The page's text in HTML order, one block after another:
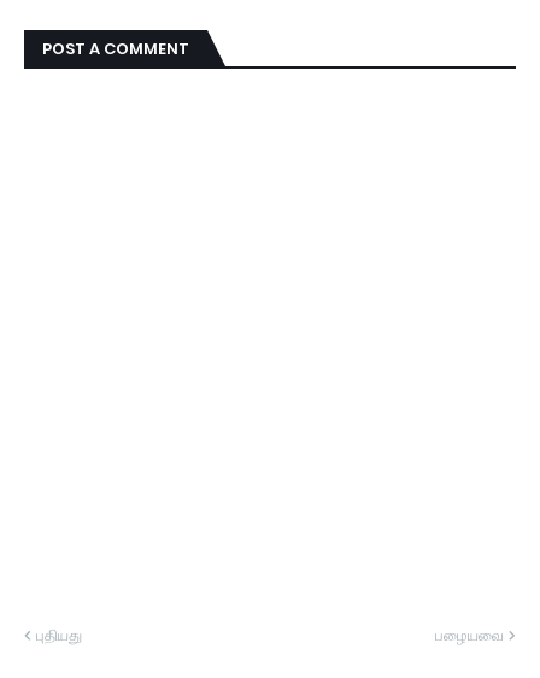
POST A COMMENT
புதியது பழையவை